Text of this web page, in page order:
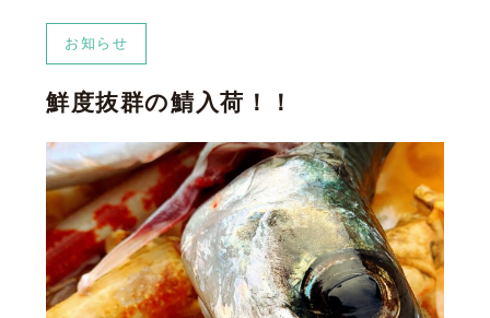
お知らせ
鮮度抜群の鯖入荷！！